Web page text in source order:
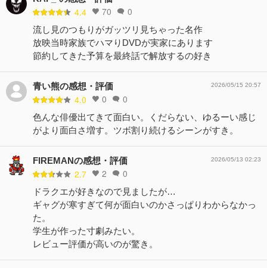
4.4 70 0
流し見のつもりがガッツリ見ちゃった名作
放映当時家族でハマりDVDが実家にあります
節約してきた予算を最終話で解放するの好き
青い熊の感想・評価
4.0 0 0
2026/05/15 20:57
色んな俳優出てきて面白い。くだらない、ゆるーい感じ
がより面白さ増す。ツボ割り続けるシーンがすき。
FIREMANの感想・評価
2.7 2 0
2026/05/13 02:23
ドラクエが好きなので見ましたが…
ギャグが寒すぎて何が面白いのかさっぱりわからなかっ
た。
学生が作った寸劇みたい。
レビュー評価が高いのが驚き。